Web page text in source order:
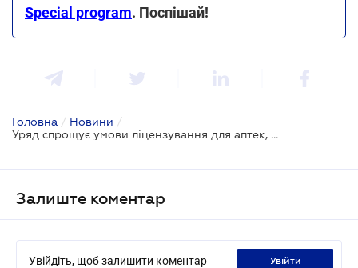
Special program. Поспішай!
Головна / Новини /
Уряд спрощує умови ліцензування для аптек, які можуть відпускати сильні знеболювальні
Залиште коментар
Увійдіть, щоб залишити коментар увійти